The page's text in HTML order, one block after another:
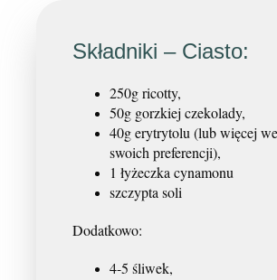
Składniki – Ciasto:
250g ricotty,
50g gorzkiej czekolady,
40g erytrytolu (lub więcej
swoich preferencji),
1 łyżeczka cynamonu
szczypta soli
Dodatkowo:
4-5 śliwek,